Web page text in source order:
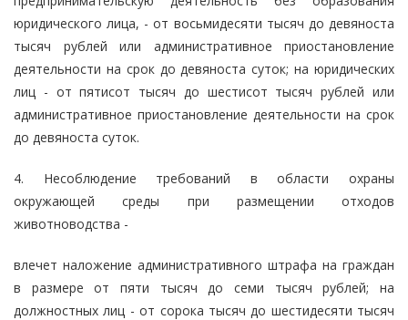
юридического лица, - от восьмидесяти тысяч до девяноста
тысяч рублей или административное приостановление
деятельности на срок до девяноста суток; на юридических
лиц - от пятисот тысяч до шестисот тысяч рублей или
административное приостановление деятельности на срок
до девяноста суток.
4. Несоблюдение требований в области охраны
окружающей среды при размещении отходов
животноводства -
влечет наложение административного штрафа на граждан
в размере от пяти тысяч до семи тысяч рублей; на
должностных лиц - от сорока тысяч до шестидесяти тысяч